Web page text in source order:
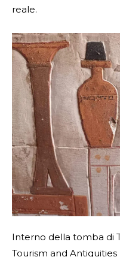
reale.
Interno della tomba di